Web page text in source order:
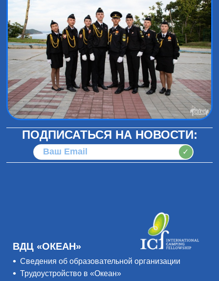
ПОДПИСАТЬСЯ НА НОВОСТИ:
✓
ВДЦ «ОКЕАН»
Сведения об образовательной организации
Трудоустройство в «Океан»